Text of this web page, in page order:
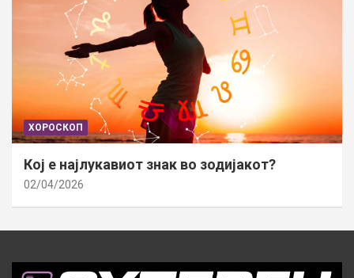
ХОРОСКОП
Кој е најлукавиот знак во зодијакот?
02/04/2026